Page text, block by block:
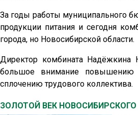
За годы работы муниципального
продукции питания и сегодня
города, но Новосибирской области.
Директор комбината Надёжкина
большое внимание повышению
сплочению трудового коллектива.
ЗОЛОТОЙ ВЕК НОВОСИБИРСКОГО